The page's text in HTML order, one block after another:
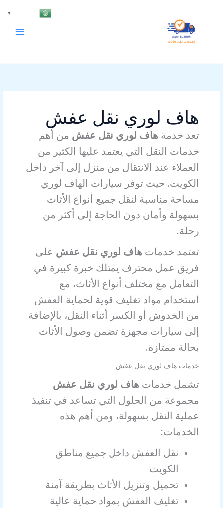
هاف لوري نقل عفش
تعد خدمة هاف لوري نقل عفش من أهم
خدمات النقل التي يعتمد عليها الكثير من
العملاء عند الانتقال من منزل إلى آخر داخل
الكويت. حيث توفر سيارات الهاف لوري
مساحة مناسبة لنقل جميع أنواع الأثاث
بسهولة وأمان دون الحاجة إلى أكثر من
رحلة.
تعتمد خدمات هاف لوري نقل عفش على
فريق عمل محترف يمتلك خبرة كبيرة في
التعامل مع مختلف أنواع الأثاث، مع
استخدام مواد تغليف قوية لحماية العفش
من الخدوش أو الكسر أثناء النقل، بالإضافة
إلى سيارات مجهزة تضمن وصول الأثاث
بحالة ممتازة.
خدمات هاف لوري نقل عفش
تشمل خدمات هاف لوري نقل عفش
مجموعة من الحلول التي تساعد في تنفيذ
عملية النقل بسهولة، ومن أهم هذه
الخدمات:
نقل العفش داخل جميع مناطق
الكويت
تحميل وتنزيل الأثاث بطريقة آمنة
تغليف العفش بمواد حماية عالية
▼